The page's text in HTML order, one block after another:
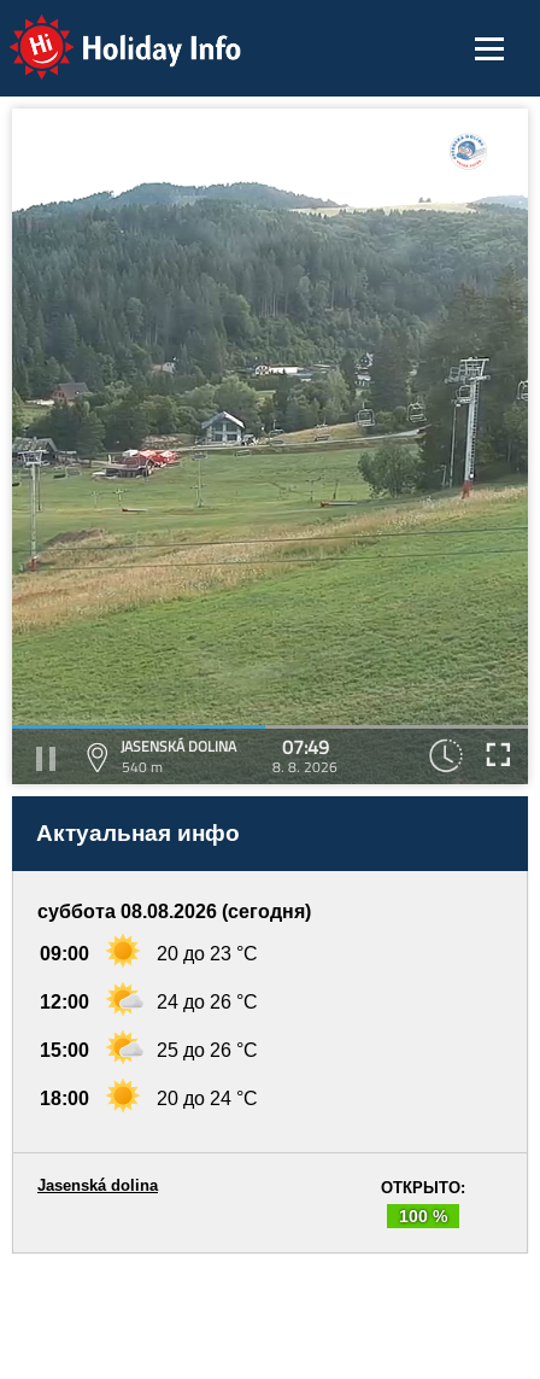
Holiday Info
JASENSKÁ DOLINA
540 m
07:49
8. 8. 2026
Актуальная инфо
суббота 08.08.2026 (сегодня)
09:00 20 до 23 °C
12:00 24 до 26 °C
15:00 25 до 26 °C
18:00 20 до 24 °C
ОТКРЫТО:
100 %
Jasenská dolina